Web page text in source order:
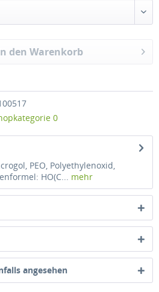
den Warenkorb
0
PEO, Polyethylenoxid,
HO(C... mehr
angesehen